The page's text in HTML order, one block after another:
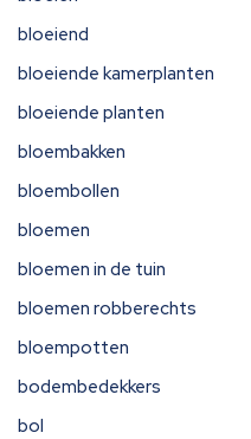
bloeiend
bloeiende kamerplanten
bloeiende planten
bloembakken
bloembollen
bloemen
bloemen in de tuin
bloemen robberechts
bloempotten
bodembedekkers
bol